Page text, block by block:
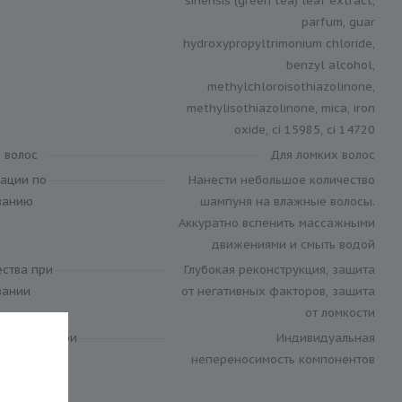
parfum, guar
hydroxypropyltrimonium chloride,
benzyl alcohol,
methylchloroisothiazolinone,
methylisothiazolinone, mica, iron
oxide, ci 15985, ci 14720
волос
Для ломких волос
по
Нанести небольшое количество
шампуня на влажные волосы.
Аккуратно вспенить массажными
движениями и смыть водой
при
Глубокая реконструкция, защита
от негативных факторов, защита
от ломкости
при
Индивидуальная
непереносимость компонентов